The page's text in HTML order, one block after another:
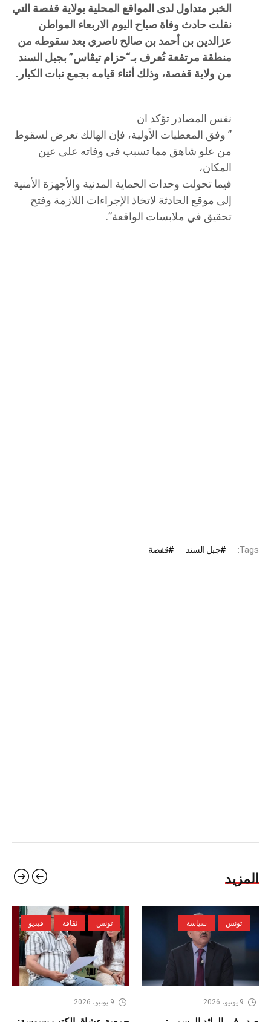
الخبر متداول لدى المواقع المحلية بولاية قفصة التي
نقلت حادث وفاة صباح اليوم الاربعاء المواطن
عزالدين بن أحمد بن صالح ناصري بعد سقوطه من
منطقة مرتفعة تُعرف بـ“حزام تيڨاس” بجبل السند
من ولاية قفصة، وذلك أثناء قيامه بجمع نبات الكبار.
نفس المصادر تؤكد ان
” وفق المعطيات الأولية، فإن الهالك تعرض لسقوط
من علو شاهق مما تسبب في وفاته على عين
المكان،
فيما تحولت وحدات الحماية المدنية والأجهزة الأمنية
إلى موقع الحادثة لاتخاذ الإجراءات اللازمة وفتح
تحقيق في ملابسات الواقعة”.
Tags: جبل السند قفصة
المزيد
تونس سياسة
9 يونيو، 2026
تونس ثقافة فيديو
9 يونيو، 2026